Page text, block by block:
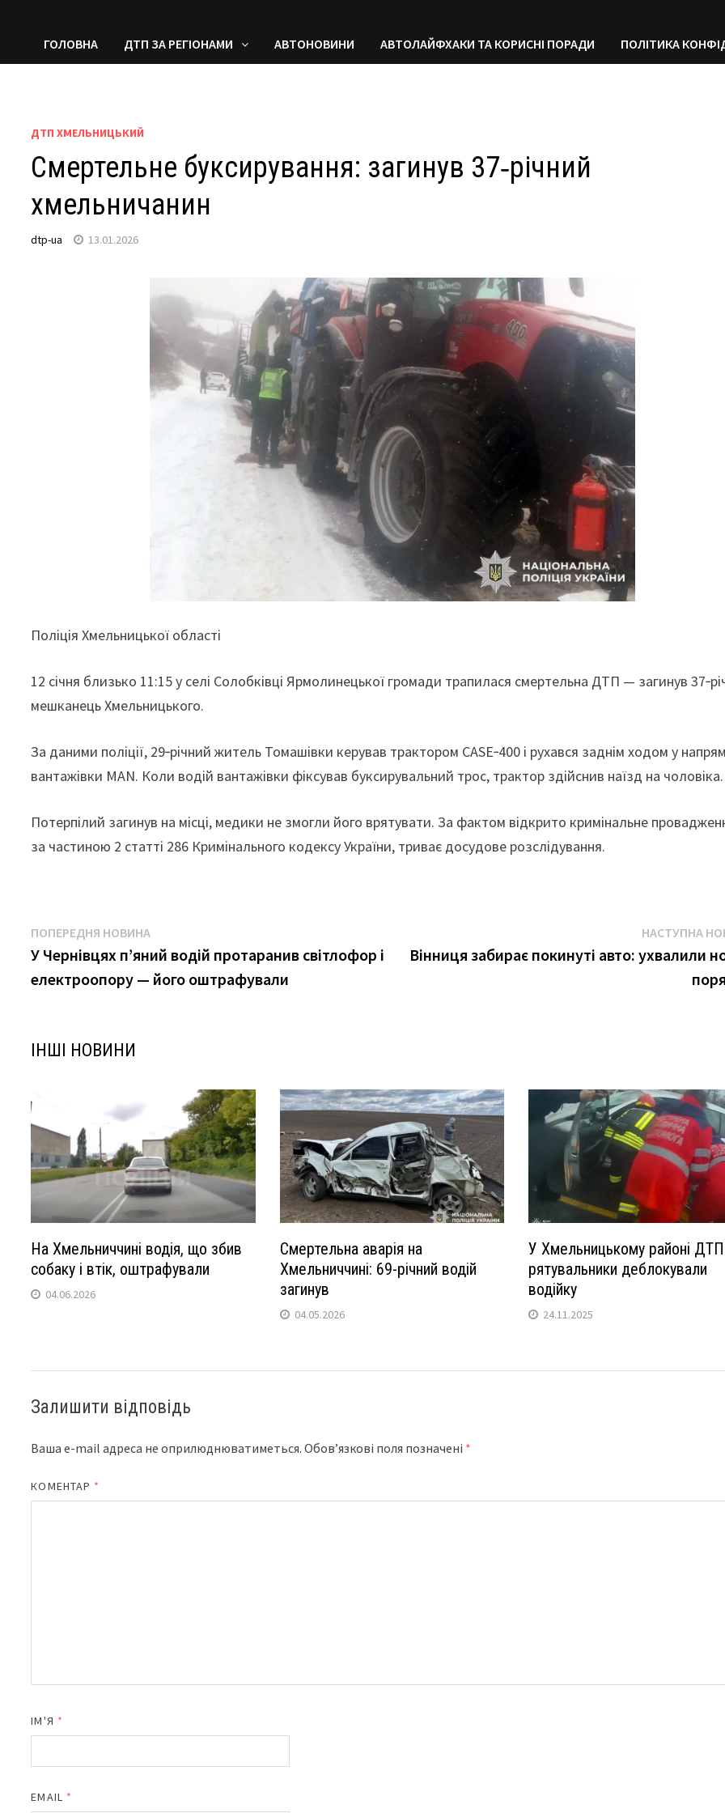
ГОЛОВНА ДТП ЗА РЕГІОНАМИ АВТОНОВИНИ АВТОЛАЙФХАКИ ТА КОРИСНІ ПОРАДИ ПОЛІТИКА
ДТП ХМЕЛЬНИЦЬКИЙ
Смертельне буксирування: загинув 37‑річний
хмельничанин
dtp-ua 13.01.2026
Поліція Хмельницької області
12 січня близько 11:15 у селі Солобківці Ярмолинецької громади трапилася смертельна ДТП — загинув
мешканець Хмельницького.
За даними поліції, 29‑річний житель Томашівки керував трактором CASE‑400 і рухався заднім ходом у
вантажівки MAN. Коли водій вантажівки фіксував буксирувальний трос, трактор здійснив наїзд на чоловіка.
Потерпілий загинув на місці, медики не змогли його врятувати. За фактом відкрито кримінальне
за частиною 2 статті 286 Кримінального кодексу України, триває досудове розслідування.
Навігація
записів
ПОПЕРЕДНЯ НОВИНАПопередня
новина:
У Чернівцях п’яний водій протаранив світлофор і
електроопору — його оштрафували
НАСТУПНА
Вінниця забирає покинуті авто: ухвалили
ІНШІ НОВИНИ
На Хмельниччині водія, що збив
собаку і втік, оштрафували
04.06.2026
Смертельна аварія на
Хмельниччині: 69-річний водій
загинув
04.05.2026
У Хмельницькому районі
рятувальники деблокували
водійку
24.11.2025
Залишити відповідь
Ваша e-mail адреса не оприлюднюватиметься. Обов’язкові поля позначені *
КОМЕНТАР *
ІМ'Я *
EMAIL *